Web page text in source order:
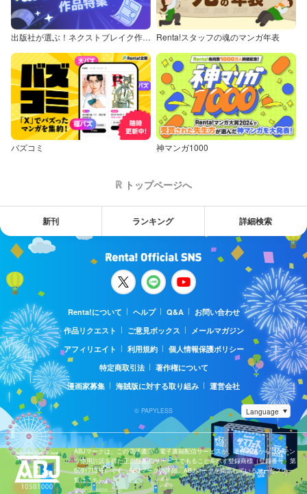
出版社が選ぶ！ネクストブレイク作品特集 Renta!スタッフの魂のマンガ年表
バズコミ 神マンガ1000
トップページへ
新刊 ランキング 詳細検索
Renta!について ヘルプ Q&A
お問い合わせ
作品リクエスト
ご意見ボックス
メールマガジン
アフィリエイト
利用規約
個人情報保護ポリシー
特定商取引法
著作権について
漫画家募集
海賊版に対する取り組み 運営会社
© PAPYLESS
ABJマークは、この電子書店・電子書籍配信サービスが、著作権者からコンテン
ツ使用許諾を得た正規版配信サービスであることを示す登録商標（登録番号 第
6091713号）です。ABJマークの詳細、ABJマークを掲示しているサービスの一
覧はこちら。
https://aebs.or.jp